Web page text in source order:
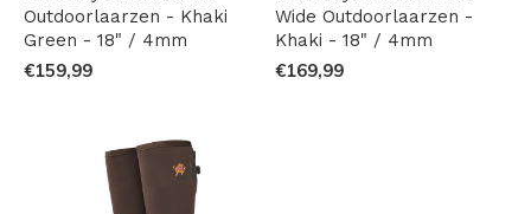
Outdoorlaarzen - Khaki
Green - 18" / 4mm
€159,99
Wide Outdoorlaarzen -
Khaki - 18" / 4mm
€169,99